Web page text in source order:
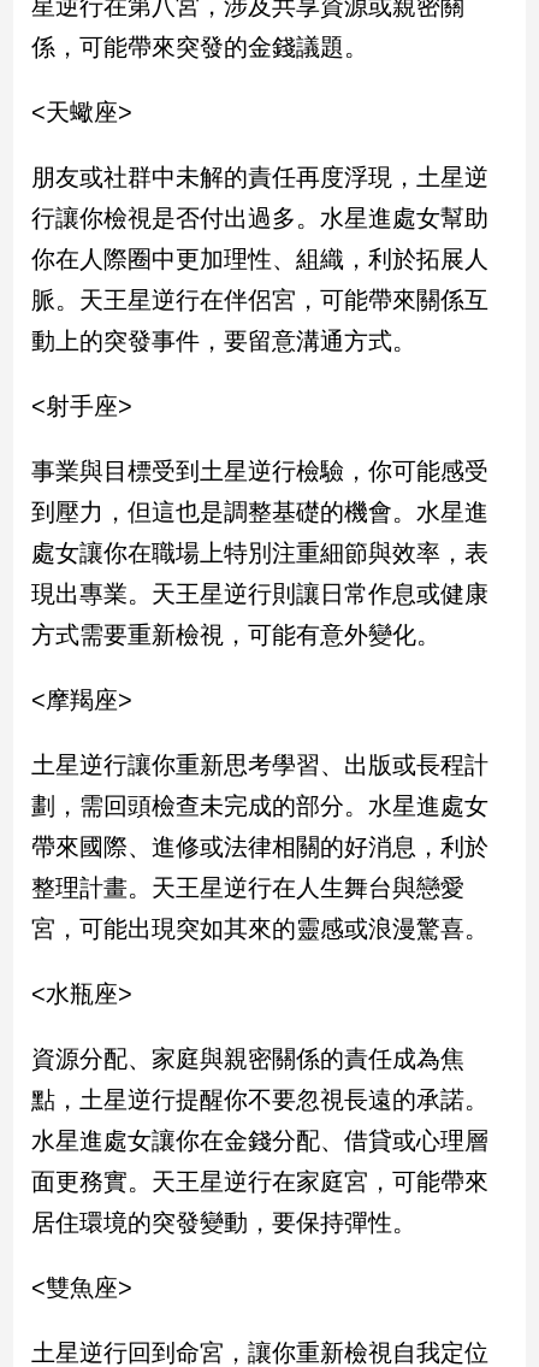
子/
感
藝
文
創
／
電
影
推
薦
技/
遊
運
動
寵
Pet
影
音
專
區
合
作
媒
稿
專
區
【我
的
觀
星逆行在第八宮，涉及共享資源或親密關
係，可能帶來突發的金錢議題。
<天蠍座>
朋友或社群中未解的責任再度浮現，土星逆
行讓你檢視是否付出過多。水星進處女幫助
你在人際圈中更加理性、組織，利於拓展人
脈。天王星逆行在伴侶宮，可能帶來關係互
動上的突發事件，要留意溝通方式。
<射手座>
事業與目標受到土星逆行檢驗，你可能感受
到壓力，但這也是調整基礎的機會。水星進
處女讓你在職場上特別注重細節與效率，表
現出專業。天王星逆行則讓日常作息或健康
方式需要重新檢視，可能有意外變化。
<摩羯座>
土星逆行讓你重新思考學習、出版或長程計
劃，需回頭檢查未完成的部分。水星進處女
帶來國際、進修或法律相關的好消息，利於
整理計畫。天王星逆行在人生舞台與戀愛
宮，可能出現突如其來的靈感或浪漫驚喜。
<水瓶座>
資源分配、家庭與親密關係的責任成為焦
點，土星逆行提醒你不要忽視長遠的承諾。
水星進處女讓你在金錢分配、借貸或心理層
面更務實。天王星逆行在家庭宮，可能帶來
居住環境的突發變動，要保持彈性。
<雙魚座>
土星逆行回到命宮，讓你重新檢視自我定位